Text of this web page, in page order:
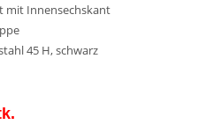
mit Innensechskant
45 H, schwarz